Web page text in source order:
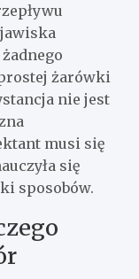
żarówki
nie jest
musi się
się
sposobów.